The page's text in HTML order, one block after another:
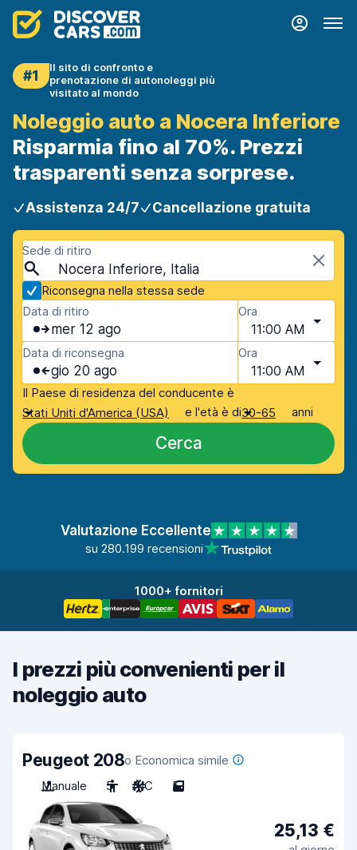
#1
Il sito di confronto e
prenotazione di autonoleggi più
visitato al mondo
Noleggio auto a Nocera Inferiore
Risparmia fino al 70%. Prezzi
trasparenti senza sorprese.
Assistenza 24/7 Cancellazione gratuita
Sede di ritiro
Nocera Inferiore, Italia
Riconsegna nella stessa sede
Data di ritiro
mer 12 ago
Ora
11:00 AM
Data di riconsegna
gio 20 ago
Ora
11:00 AM
Il Paese di residenza del conducente è
Stati Uniti d'America (USA)
e l'età è di30-65 anni
Cerca
Valutazione Eccellente
su 280.199 recensioni
1000+ fornitori
I prezzi più convenienti per il
noleggio auto
Peugeot 208o Economica simile
Manuale
5 A/C 5
25,13 €